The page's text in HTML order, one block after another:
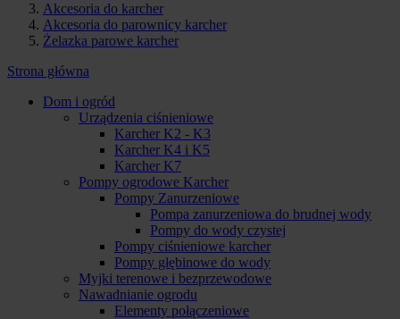
Akcesoria do karcher
Akcesoria do parownicy karcher
Żelazka parowe karcher
Strona główna
Dom i ogród
Urządzenia ciśnieniowe
Karcher K2 - K3
Karcher K4 i K5
Karcher K7
Pompy ogrodowe Karcher
Pompy Zanurzeniowe
Pompa zanurzeniowa do brudnej wody
Pompy do wody czystej
Pompy ciśnieniowe karcher
Pompy głębinowe do wody
Myjki terenowe i bezprzewodowe
Nawadnianie ogrodu
Elementy połączeniowe